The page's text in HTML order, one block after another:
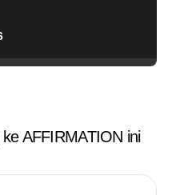
AFFIRMATION ini